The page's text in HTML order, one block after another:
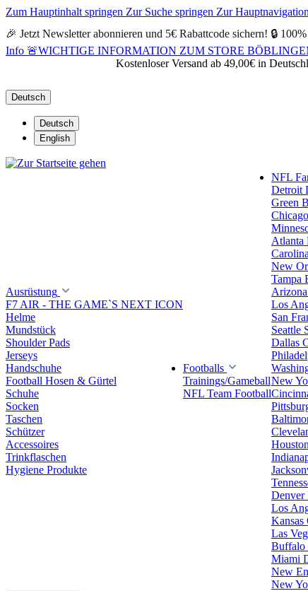
Zum Hauptinhalt springen Zur Suche springen Zur
🎉 Jetzt Newsletter abonnieren und 5€ Rabattcode sichern! 🔒
Info 🚨WICHTIGE INFORMATION ZUM STORE
Kostenloser Versand ab 49,00€ in
Deutsch
Deutsch
English
Ausrüstung
F7 AIR - THE GAME`S NEXT ICON
Helme
Mundstück
Shoulder Pads
Jerseys
Handschuhe
Football Hosen & Gürtel
Schuhe
Socken
Taschen
Schützer
Accessoires
Trinkflaschen
Hygiene Produkte
Footballs
Trainings/Gameball
NFL Team Football
NFL
Detroit
Green
Atlanta
New
Tampa
Los
San
Seattle
Dallas
New
Denver
Los
Kansas
Las
Buffalo
Miami
New
New